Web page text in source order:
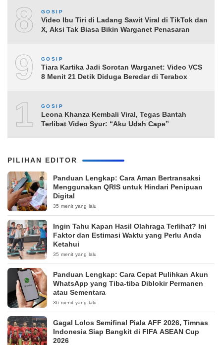
8 GOSIP
Video Ibu Tiri di Ladang Sawit Viral di TikTok dan
X, Aksi Tak Biasa Bikin Warganet Penasaran
9 GOSIP
Tiara Kartika Jadi Sorotan Warganet: Video VCS
8 Menit 21 Detik Diduga Beredar di Terabox
10
GOSIP
Leona Khanza Kembali Viral, Tegas Bantah
Terlibat Video Syur: “Aku Udah Cape”
PILIHAN EDITOR
Panduan Lengkap: Cara Aman Bertransaksi
Menggunakan QRIS untuk Hindari Penipuan
Digital
35 menit yang lalu
Ingin Tahu Kapan Hasil Olahraga Terlihat? Ini
Faktor dan Estimasi Waktu yang Perlu Anda
Ketahui
35 menit yang lalu
Panduan Lengkap: Cara Cepat Pulihkan Akun
WhatsApp yang Tiba-tiba Diblokir Permanen
atau Sementara
36 menit yang lalu
Gagal Lolos Semifinal Piala AFF 2026, Timnas
Indonesia Siap Bangkit di FIFA ASEAN Cup
2026